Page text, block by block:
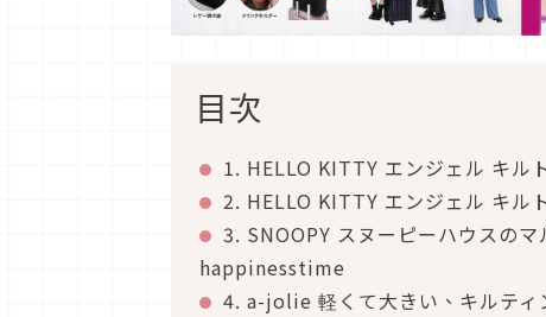
目次
1. HELLO KITTY エンジェル キル
2. HELLO KITTY エンジェル キル
3. SNOOPY スヌーピーハウスの
happinesstime
4. a-jolie 軽くて大きい、キルテ